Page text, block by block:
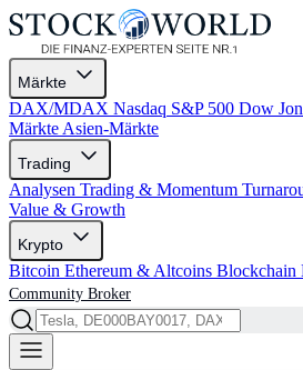
Märkte
DAX/MDAX Nasdaq S&P 500 Dow
Märkte Asien-Märkte
Trading
Analysen Trading & Momentum
Value & Growth
Krypto
Bitcoin Ethereum & Altcoins Blockchain
Community Broker